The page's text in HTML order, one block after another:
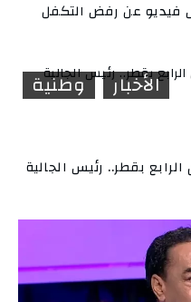
عن رفض التكفل
الأخبار وطنية
بقطر.. رئيس الجالية